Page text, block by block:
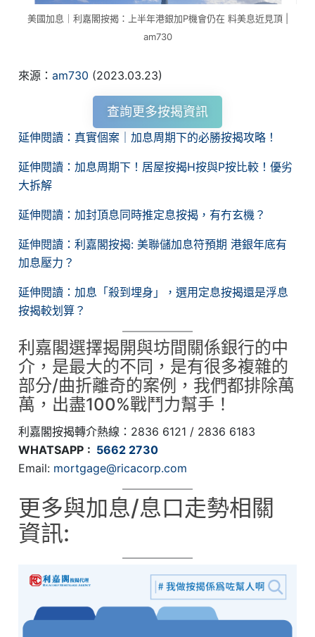
美國加息｜利嘉閣按揭：上半年港銀加P機會仍在 料美息近見頂 |
am730
來源：am730 (2023.03.23)
查詢更多按揭資訊
延伸閱讀：真實個案｜加息周期下的必勝按揭攻略！
延伸閱讀：加息周期下！居屋按揭H按與P按比較！優劣
大拆解
延伸閱讀：加封頂息同時推定息按揭，有冇玄機？
延伸閱讀：利嘉閣按揭: 美聯儲加息符預期 港銀年底有
加息壓力？
延伸閱讀：加息「殺到埋身」，選用定息按揭還是浮息
按揭較划算？
利嘉閣選擇揭開與坊間關係銀行的中
介，是最大的不同，是有很多複雜的
部分/曲折離奇的案例，我們都排除萬
萬，出盡100%戰鬥力幫手！
利嘉閣按揭轉介熱線：2836 6121 / 2836 6183
WHATSAPP : 5662 2730
Email: mortgage@ricacorp.com
更多與加息/息口走勢相關
資訊: